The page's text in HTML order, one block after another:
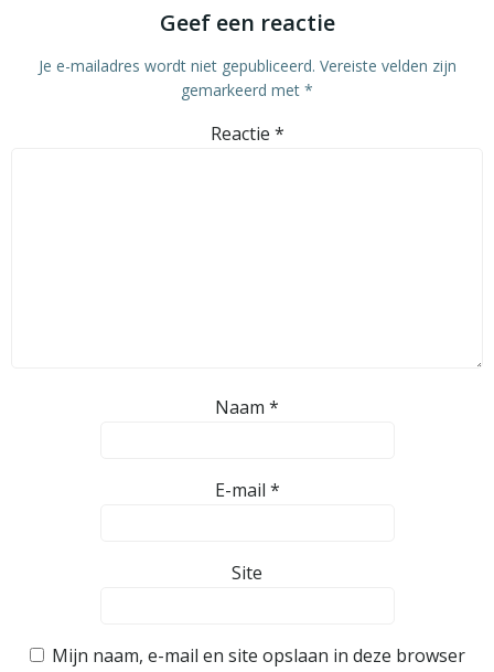
Geef een reactie
Je e-mailadres wordt niet gepubliceerd. Vereiste velden zijn
gemarkeerd met *
Reactie *
Naam *
E-mail *
Site
Mijn naam, e-mail en site opslaan in deze browser